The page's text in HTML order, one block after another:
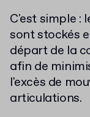
C'est simple :
sont stockés
départ de la
afin de
l'excès de
articulations.